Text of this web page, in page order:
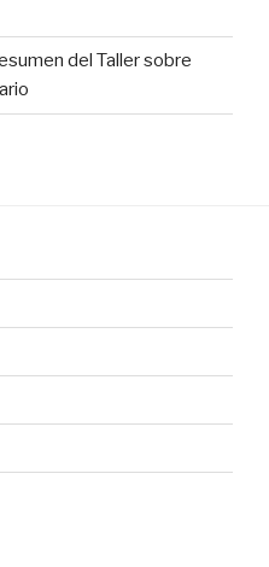
del Taller sobre